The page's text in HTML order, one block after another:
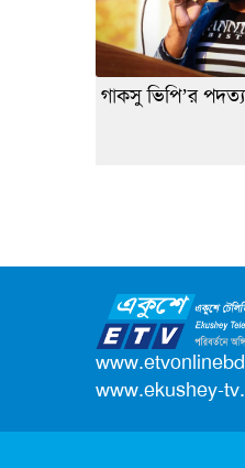
গাকসু ভিপি’র
www.ekushey-